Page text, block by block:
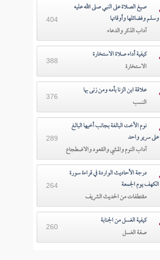
صيغ الصلاة على النبي صلى الله عليه
وسلم وفضائلها وأوقاتها
آداب الذكر والدعاء
404
كيفية أداء صلاة الاستخارة
الاستخارة
388
علاقة ابن الزنا بأمه ومن زنى بها
النسب
376
نوم الأخت البالغة بجانب أخيها البالغ
على سرير واحد
آداب النوم والمشي والقعود والاضطجاع
289
درجة الأحاديث الواردة في قراءة سورة
الكهف يوم الجمعة
مقتطفات من الحديث الشريف
264
كيفية الغسل من الجنابة
صفة الغسل
260